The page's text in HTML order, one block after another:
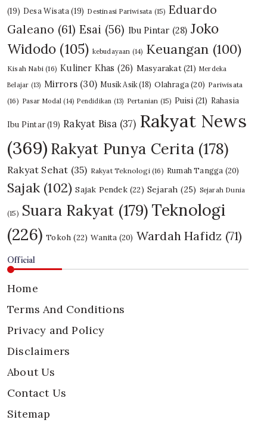
(19) Desa Wisata (19) Destinasi Pariwisata (15) Eduardo
Galeano (61) Esai (56) Ibu Pintar (28) Joko
Widodo (105) kebudayaan (14) Keuangan (100)
Kisah Nabi (16) Kuliner Khas (26) Masyarakat(21) Merdeka
Belajar (13) Mirrors (30) Musik Asik (18) Olahraga(20) Pariwisata
(16) Pasar Modal (14) Pendidikan (13) Pertanian (15) Puisi (21) Rahasia
Ibu Pintar(19) Rakyat Bisa (37) Rakyat News
(369) Rakyat Punya Cerita (178)
Rakyat Sehat (35) Rakyat Teknologi(16) Rumah Tangga (20)
Sajak (102) Sajak Pendek(22) Sejarah (25) Sejarah Dunia
(15) Suara Rakyat (179) Teknologi
(226) Tokoh (22) Wanita (20) Wardah Hafidz (71)
Official
Home
Terms And Conditions
Privacy and Policy
Disclaimers
About Us
Contact Us
Sitemap